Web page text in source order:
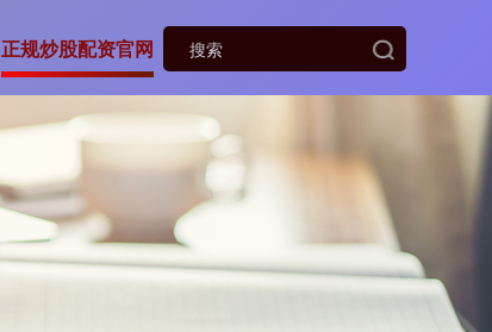
正规炒股配资官网